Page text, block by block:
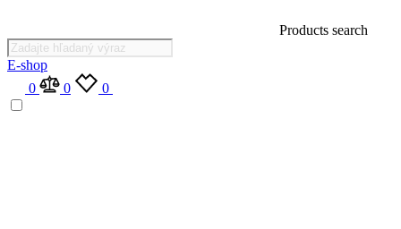
Products search
E-shop
0
0 0